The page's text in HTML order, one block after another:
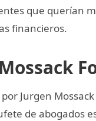
que querían
financieros.
Jurgen
de abogados